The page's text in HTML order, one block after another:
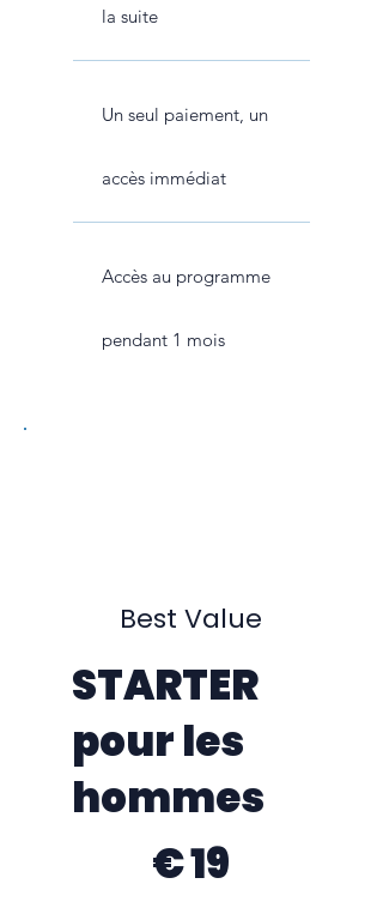
la suite
Un seul paiement, un
accès immédiat
Accès au programme
pendant 1 mois
Best Value
STARTER
pour les
hommes
€19